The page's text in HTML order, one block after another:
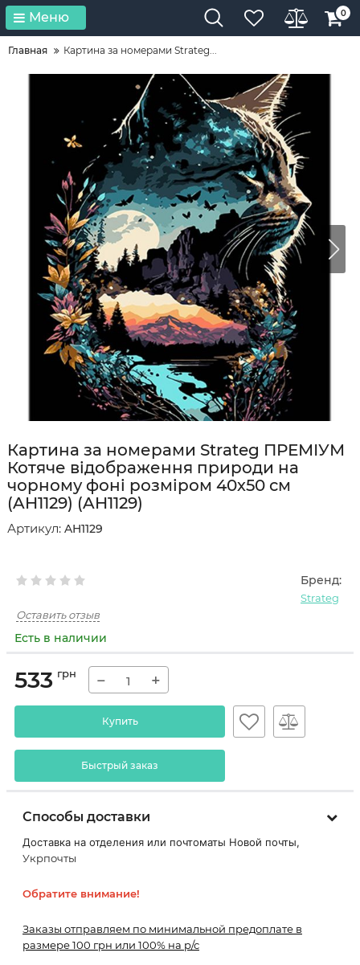
Меню 0
Главная Картина за номерами Strateg...
Картина за номерами Strateg ПРЕМІУМ
Котяче відображення природи на
чорному фоні розміром 40х50 см
(AH1129) (AH1129)
Артикул: AH1129
Бренд:
Strateg
Оставить отзыв
Есть в наличии
533 грн − +
Купить
Быстрый заказ
Способы доставки
Доставка на отделения или почтоматы Новой почты,
Укрпочты
Обратите внимание!
Заказы отправляем по минимальной предоплате в
размере 100 грн или 100% на р/с